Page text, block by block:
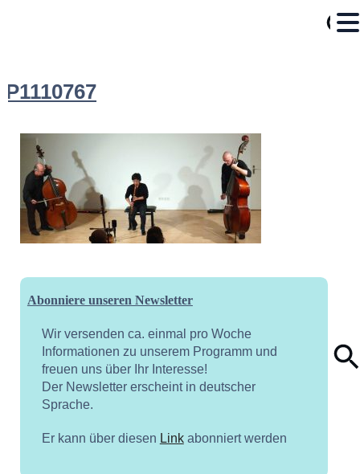
P1110767
Abonniere unseren Newsletter
Wir versenden ca. einmal pro Woche
Informationen zu unserem Programm und
freuen uns über Ihr Interesse!
Der Newsletter erscheint in deutscher
Sprache.
Er kann über diesen Linkabonniert werden